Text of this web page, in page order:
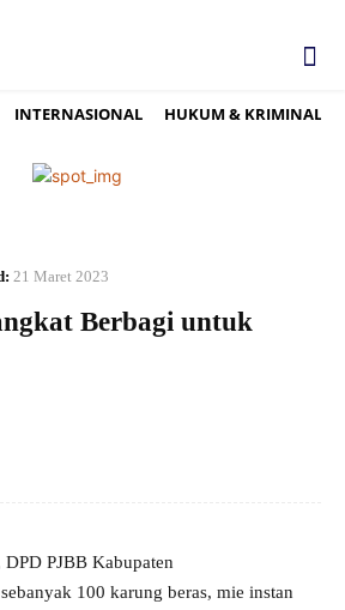
INTERNASIONAL HUKUM & KRIMINAL
21 Maret 2023
Berbagi untuk
PJBB Kabupaten
100 karung beras, mie instan